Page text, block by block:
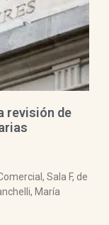
revisión de
Sala F, de
María